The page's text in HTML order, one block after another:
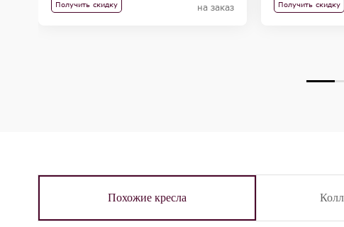
Получить скидку на заказ Получить скидку
Похожие кресла